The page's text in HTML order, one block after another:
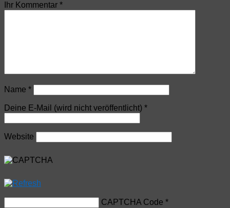
Ihr Kommentar *
Name *
Deine E-Mail (wird nicht veröffentlicht) *
Website
CAPTCHA Code *